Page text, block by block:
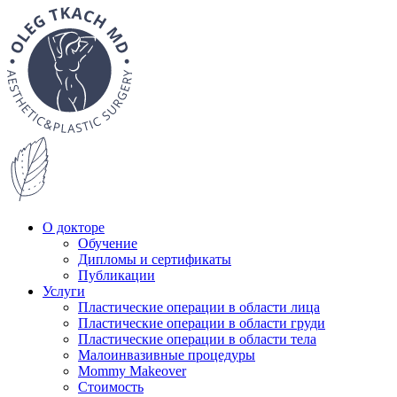
О докторе
Обучение
Дипломы и сертификаты
Публикации
Услуги
Пластические операции в области лица
Пластические операции в области груди
Пластические операции в области тела
Малоинвазивные процедуры
Mommy Makeover
Стоимость